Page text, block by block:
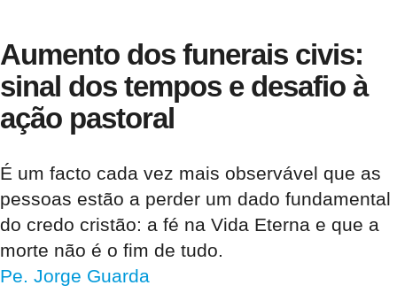
Aumento dos funerais civis:
sinal dos tempos e desafio à
ação pastoral
É um facto cada vez mais observável que as
pessoas estão a perder um dado fundamental
do credo cristão: a fé na Vida Eterna e que a
morte não é o fim de tudo.
Pe. Jorge Guarda